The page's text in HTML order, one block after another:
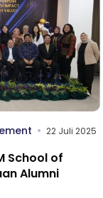
22 Juli 2025
School of
Alumni